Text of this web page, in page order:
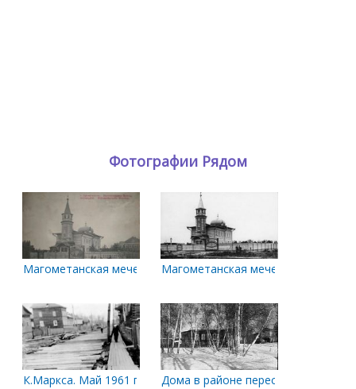
Фотографии Рядом
Магометанская мечеть Магометанская мечеть
К.Маркса. Май 1961 года Дома в районе пересечения